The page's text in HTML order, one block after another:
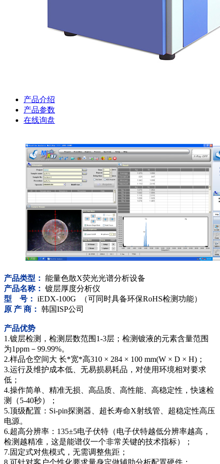
产品介绍
产品参数
在线询盘
产品类型： 能量色散X荧光光谱分析设备
产品名称： 镀层厚度分析仪
型 号： iEDX-100G （可同时具备环保RoHS检测功能）
原 产 商： 韩国ISP公司
产品优势
1.镀层检测，检测层数范围1-3层；检测镀液的元素含量范围
为1ppm－99.99%。
2.样品仓空间大 长*宽*高310 × 284 × 100 mm(W × D × H)；
3.运行及维护成本低、无易损易耗品，对使用环境相对要求
低；
4.操作简单、精准无损、高品质、高性能、高稳定性，快速检
测（5-40秒）；
5.顶级配置：Si-pin探测器、超长寿命X射线管、超稳定性高压
电源。
6.超高分辨率：135±5电子伏特（电子伏特越低分辨率越高，
检测越精准，这是能谱仪一个非常关键的技术指标）；
7.固定式对焦模式，无需调整焦距；